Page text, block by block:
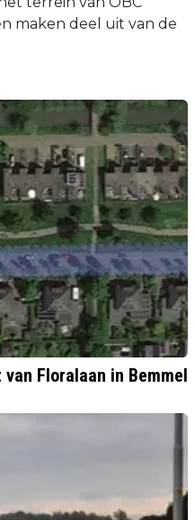
maken deel uit van de
Floralaan in Bemmel